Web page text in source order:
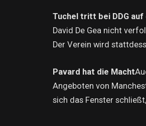
Tuchel tritt bei DDG auf
David De Gea nicht
Der Verein wird
Pavard hat die Macht
Angeboten von
sich das Fenster